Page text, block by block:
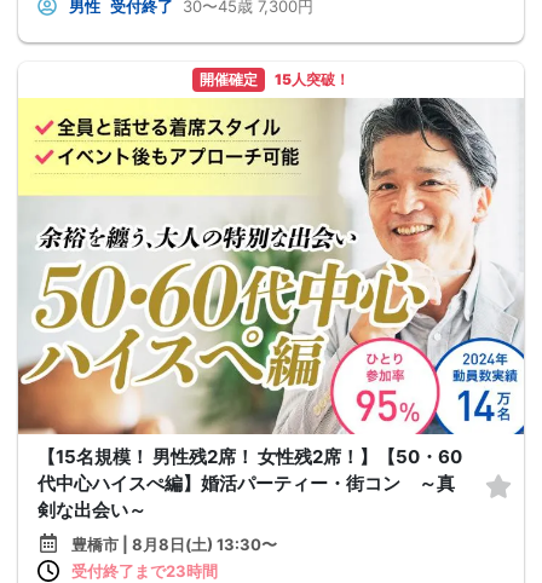
男性 受付終了 30〜45歳 7,300円
開催確定 15人突破！
【15名規模！ 男性残2席！ 女性残2席！】【50・60
代中心ハイスぺ編】婚活パーティー・街コン ～真
剣な出会い～
豊橋市 | 8月8日(土) 13:30〜
受付終了まで23時間